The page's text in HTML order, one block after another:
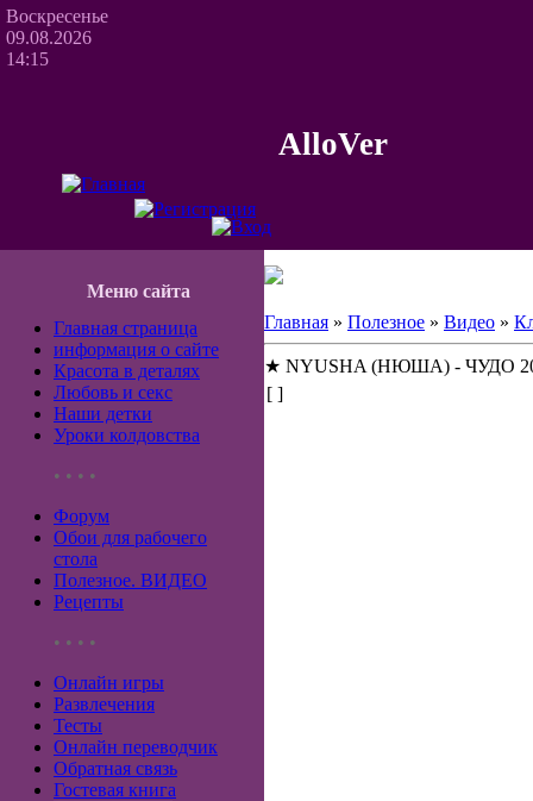
Воскресенье
09.08.2026
14:15
AlloVer
Меню сайта
Главная страница
информация о сайте
Красота в деталях
Любовь и секс
Наши детки
Уроки колдовства
• • • •
Форум
Обои для рабочего
стола
Полезное. ВИДЕО
Рецепты
• • • •
Онлайн игры
Развлечения
Тесты
Онлайн переводчик
Обратная связь
Гостевая книга
Главная » Полезное » Видео »
★ NYUSHA (НЮША) - ЧУДО
[ ]